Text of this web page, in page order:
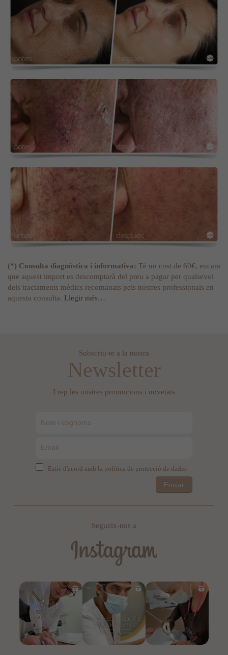
(*) Consulta diagnòstica i informativa: Té un cost de 60€, encara
que aquest import es descomptarà del preu a pagar per qualsevol
dels tractaments mèdics recomanats pels nostres professionals en
aquesta consulta. Llegir més…
Subscriu-te a la nostra
Newsletter
I rep les nostres promocions i novetats
Estic d'acord amb la política de protecció de dades
Enviar
Segueix-nos a